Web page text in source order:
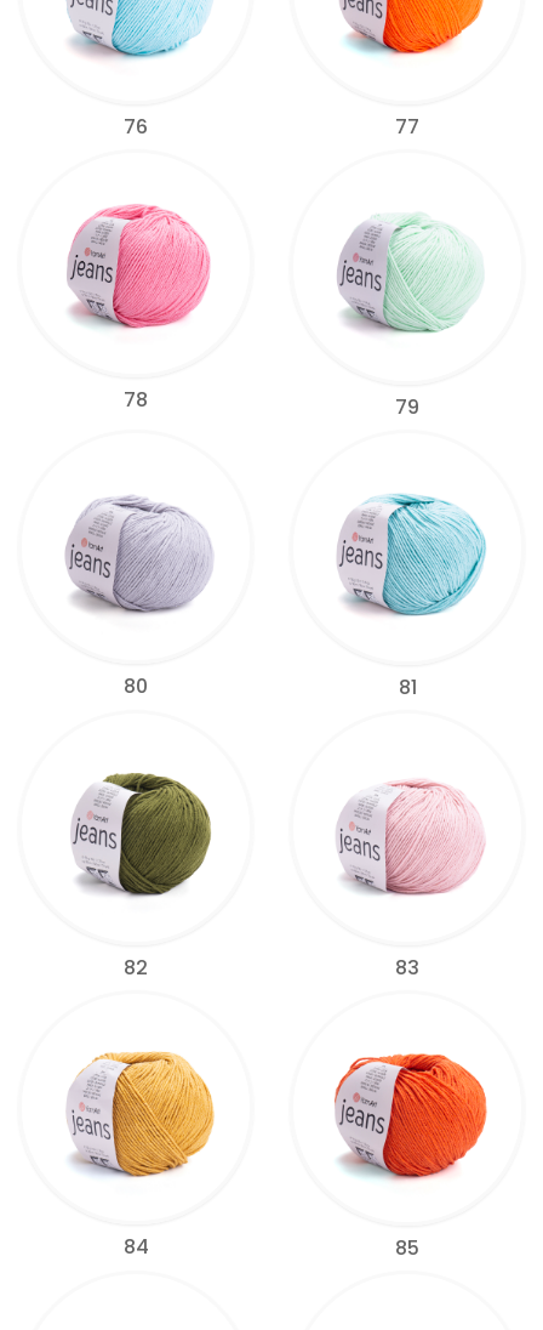
76 77
78 79
80 81
82 83
84 85